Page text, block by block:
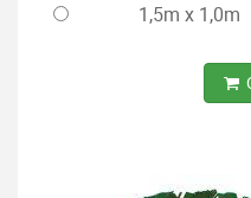
1,5m x 1,0m